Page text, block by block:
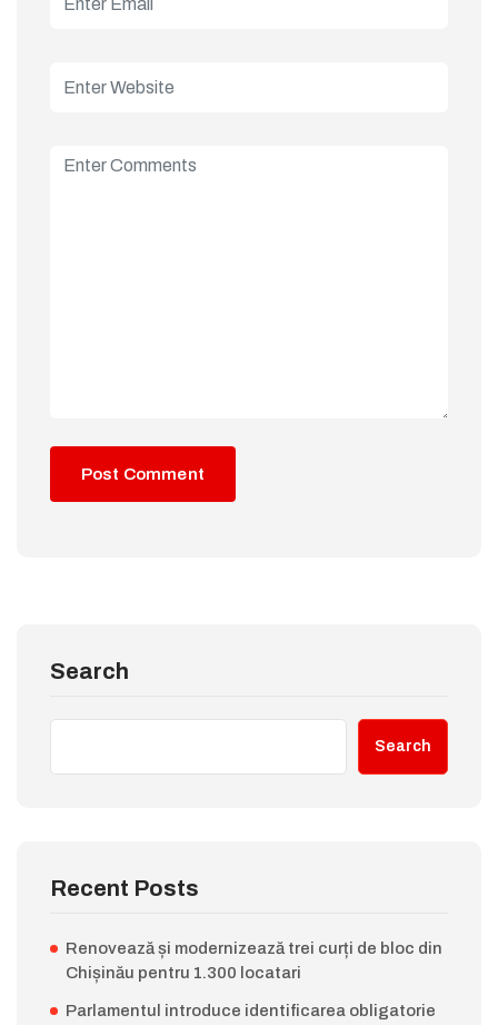
Search
Search
Recent Posts
Renovează și modernizează trei curți de bloc din
Chișinău pentru 1.300 locatari
Parlamentul introduce identificarea obligatorie